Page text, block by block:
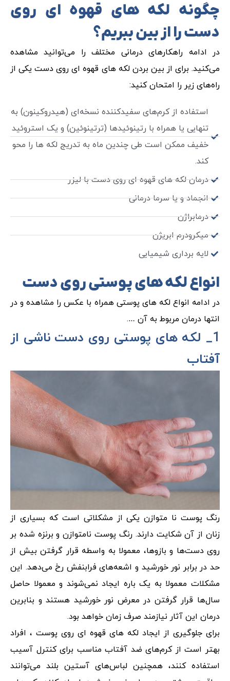
چگونه لکه های قهوه ای روی
دست را از بین ببریم؟
در ادامه راهکارهای درمانی مختلف را می‌توانید مشاهده
می‌کنید. برای از بین بردن لکه های قهوه ای روی دست یکی از
راه‌های زیر را امتحان کنید:‌
استفاده از کرم‌های سفیدکننده نسخه‌ای (هیدروکینون) به
تنهایی یا همراه با رتینوئیدها (ترتینوئین) و یک استروئید
خفیف ممکن است طی چندین ماه به تدریج لکه ها را محو
کند.
درمان لکه های قهوه ای روی دست با لیزر
انجماد و یا سرما درمانی
درمابراژن
میکرودرم ابریژن
لایه برداری شیمیایی
انواع لکه های پوستی روی دست
در ادامه انواع لکه های پوستی همراه با عکس را مشاهده و در
انتها درمان مربوط به آن ….
1_ لکه های پوستی روی دست ناشی از
آفتاب
رنگ پوست نا متوازن یکی از مشکلاتی است که بسیاری از
زنان از آن شکایت دارند. رنگ پوست نامتوازن و برنزه شده بر
روی دست‌ها و بازوها، معمولا به واسطه قرار گرفتن بیش از
حد در برابر نور خورشید و اشعه‌های فرابنفش رخ می‌دهد. این
مشکلات معمولا به یک باره ایجاد نمی‌شوند و معمولا حاصل
سال‌ها قرار گرفتن در معرض نور خورشید هستند و بنابرین
درمان این آثار نیازمند صرف زمان خواهد بود.
برای جلوگیری از ایجاد لکه های قهوه ای روی پوست ، افراد
بهتر است از کرم‌های ضد آفتاب مناسب برای کنترل آسیب
استفاده کنند، همچنین لباس‌های آستین بلند می‌توانند